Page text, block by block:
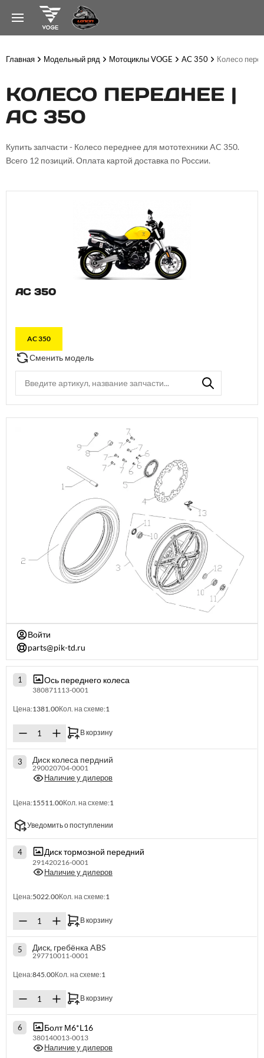
Главная Модельный ряд Мотоциклы VOGE AC 350 Колесо
КОЛЕСО ПЕРЕДНЕЕ |
AC 350
Купить запчасти - Колесо переднее для мототехники AC 350.
Всего 12 позиций. Оплата картой доставка по России.
AC 350
AC 350
Сменить модель
Войти
parts@pik-td.ru
1 Ось переднего колеса
380871113-0001
Цена:1381.00Кол. на схеме:1
В корзину
3 Диск колеса пердний
290020704-0001
Наличие у дилеров
Цена:15511.00Кол. на схеме:1
Уведомить о поступлении
4 Диск тормозной передний
291420216-0001
Наличие у дилеров
Цена:5022.00Кол. на схеме:1
В корзину
5 Диск, гребёнка ABS
297710011-0001
Цена:845.00Кол. на схеме:1
В корзину
6 Болт М6*L16
380140013-0013
Наличие у дилеров